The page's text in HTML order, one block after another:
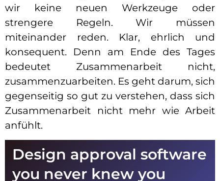
wir keine neuen Werkzeuge oder
strengere Regeln. Wir müssen
miteinander reden. Klar, ehrlich und
konsequent. Denn am Ende des Tages
bedeutet Zusammenarbeit nicht,
zusammenzuarbeiten. Es geht darum, sich
gegenseitig so gut zu verstehen, dass sich
Zusammenarbeit nicht mehr wie Arbeit
anfühlt.
Design approval software
you never knew you